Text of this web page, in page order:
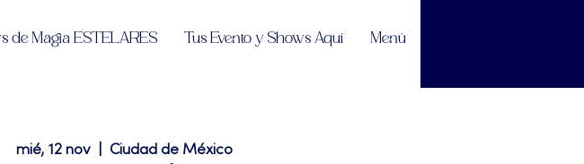
de Magia ESTELARES Tus Evento y Shows Aquí Menú
mié, 12 nov Ciudad de México